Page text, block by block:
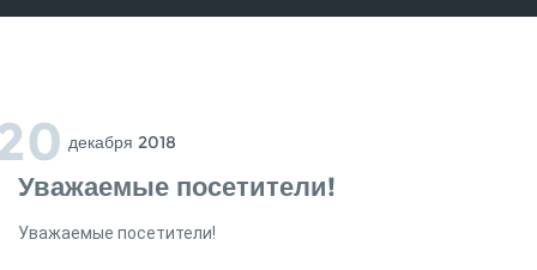
Декабря 2018
Уважаемые посетители!
Уважаемые посетители!